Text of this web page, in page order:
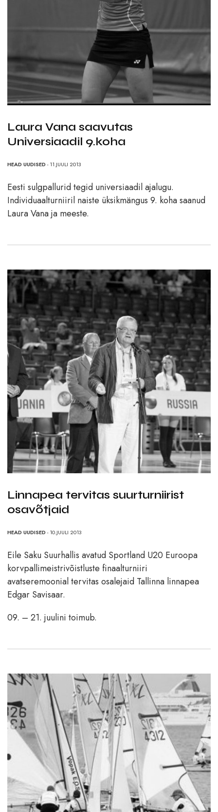
Laura Vana saavutas
Universiaadil 9.koha
HEAD UUDISED - 11.JUULI 2013
Eesti sulgpallurid tegid universiaadil ajalugu.
Individuaalturniiril naiste üksikmängus 9. koha saanud
Laura Vana ja meeste.
Linnapea tervitas suurturniirist
osavõtjaid
HEAD UUDISED - 10.JUULI 2013
Eile Saku Suurhallis avatud Sportland U20 Euroopa
korvpallimeistrivõistluste finaalturniiri
avatseremoonial tervitas osalejaid Tallinna linnapea
Edgar Savisaar.
09. – 21. juulini toimub.